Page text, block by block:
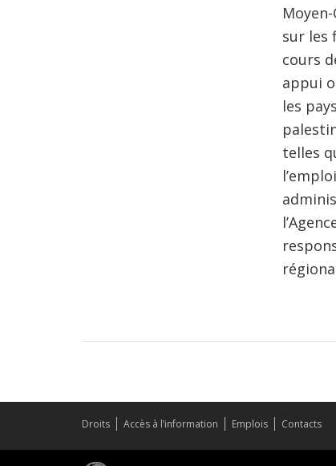
sur les
cours
appui
les
telles
Droits Accès à l’information Emplois Contacts